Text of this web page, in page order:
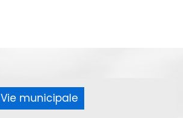
Vie municipale